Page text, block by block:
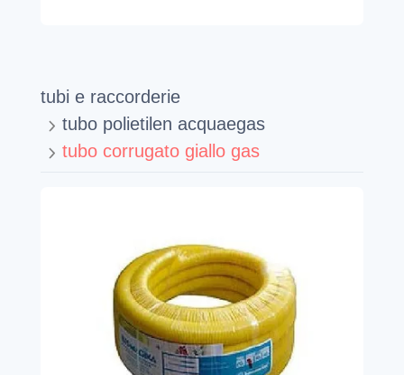
tubi e raccorderie
tubo polietilen acquaegas
tubo corrugato giallo gas